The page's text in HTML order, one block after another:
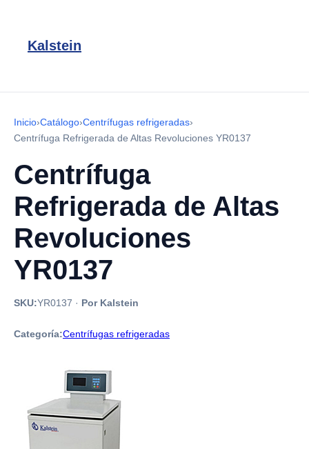
Kalstein
Inicio›Catálogo›Centrífugas refrigeradas›
Centrífuga Refrigerada de Altas Revoluciones YR0137
Centrífuga
Refrigerada de Altas
Revoluciones
YR0137
SKU:YR0137 · Por Kalstein
Categoría:Centrífugas refrigeradas